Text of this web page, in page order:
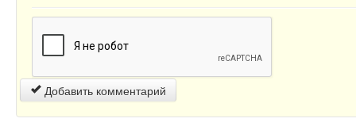
Добавить комментарий